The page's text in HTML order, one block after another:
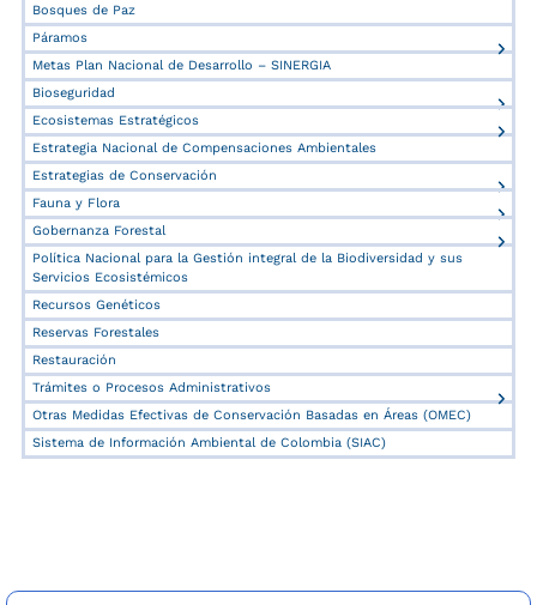
Bosques de Paz
Páramos
Metas Plan Nacional de Desarrollo – SINERGIA
Bioseguridad
Ecosistemas Estratégicos
Estrategia Nacional de Compensaciones Ambientales
Estrategias de Conservación
Fauna y Flora
Gobernanza Forestal
Política Nacional para la Gestión integral de la Biodiversidad y sus
Servicios Ecosistémicos
Recursos Genéticos
Reservas Forestales
Restauración
Trámites o Procesos Administrativos
Otras Medidas Efectivas de Conservación Basadas en Áreas (OMEC)
Sistema de Información Ambiental de Colombia (SIAC)